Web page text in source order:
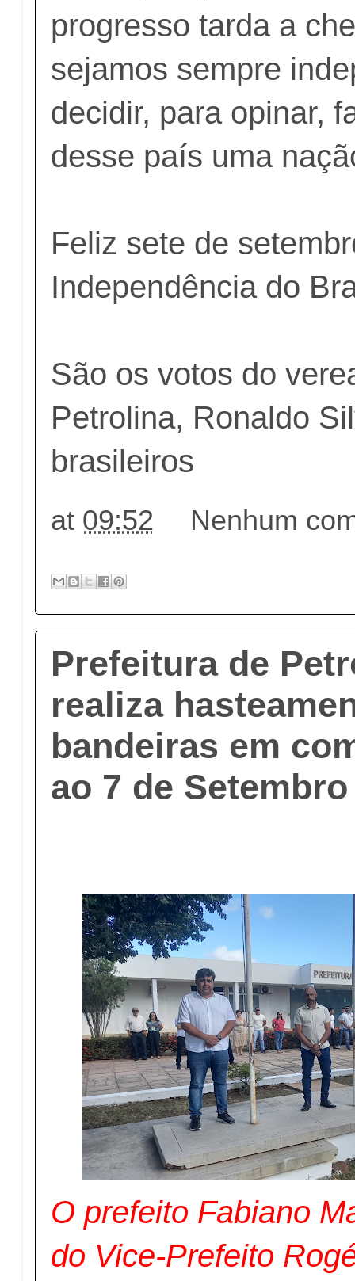
progresso tarda a
sejamos sempre
decidir, para opinar,
desse país uma
Feliz sete de
Independência do
São os votos do
Petrolina, Ronaldo
brasileiros
at 09:52 Nenhum
Prefeitura de
realiza
bandeiras em
ao 7 de Setembro
O prefeito Fabiano
do Vice-Prefeito